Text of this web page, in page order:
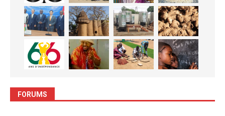
FORUMS